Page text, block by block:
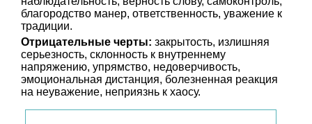
благородство манер, ответственность, уважение к
традиции.
Отрицательные черты: закрытость, излишняя
серьезность, склонность к внутреннему
напряжению, упрямство, недоверчивость,
эмоциональная дистанция, болезненная реакция
на неуважение, неприязнь к хаосу.